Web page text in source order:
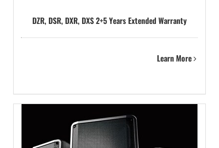
DZR, DSR, DXR, DXS 2+5 Years Extended Warranty
Learn More